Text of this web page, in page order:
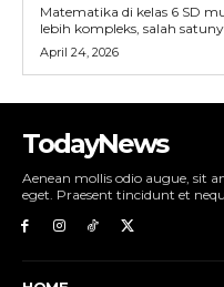
Matematika di kelas 6 SD
lebih kompleks, salah
April 24, 2026
TodayNews
Aenean mollis odio augue, sit
eget. Praesent tincidunt et